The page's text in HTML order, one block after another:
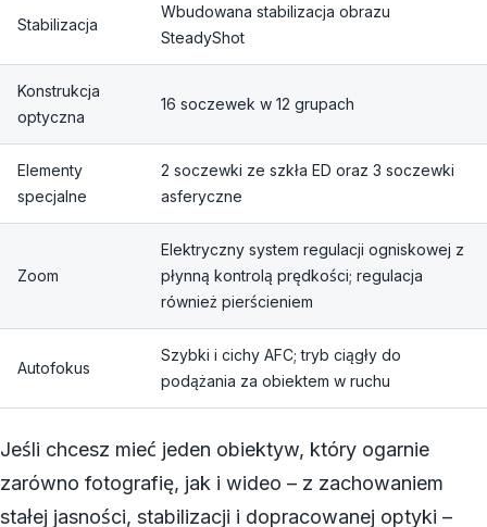
Stabilizacja
Wbudowana stabilizacja obrazu
SteadyShot
Konstrukcja
optyczna
16 soczewek w 12 grupach
Elementy
specjalne
2 soczewki ze szkła ED oraz 3 soczewki
asferyczne
Zoom
Elektryczny system regulacji ogniskowej z
płynną kontrolą prędkości; regulacja
również pierścieniem
Autofokus
Szybki i cichy AFC; tryb ciągły do
podążania za obiektem w ruchu
Jeśli chcesz mieć jeden obiektyw, który ogarnie
zarówno fotografię, jak i wideo – z zachowaniem
stałej jasności, stabilizacji i dopracowanej optyki –